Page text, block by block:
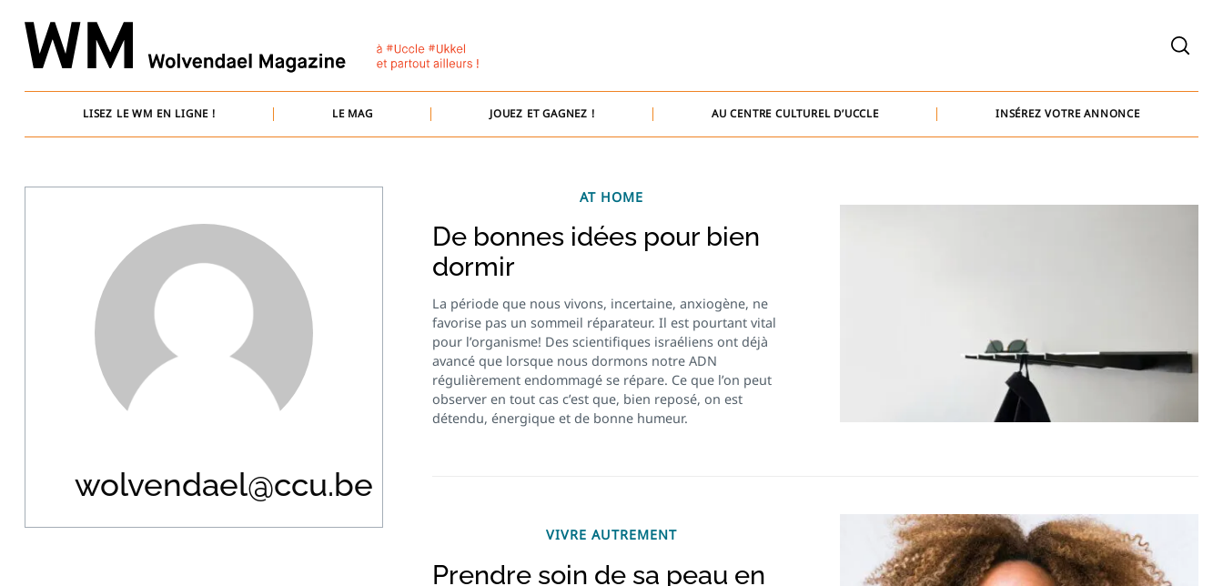
content
LISEZ LE WM EN LIGNE ! LE MAG JOUEZ ET GAGNEZ ! AU CENTRE CULTUREL D’UCCLE INSÉREZ VOTRE ANNONCE
bernard@baammedia.be
jennifer@baammedia.be
wolvendael@ccu.be
AT HOME
De bonnes idées pour bien
dormir
La période que nous vivons, incertaine, anxiogène, ne
favorise pas un sommeil réparateur. Il est pourtant vital
pour l’organisme! Des scientifiques israéliens ont déjà
avancé que lorsque nous dormons notre ADN
régulièrement endommagé se répare. Ce que l’on peut
observer en tout cas c’est que, bien reposé, on est
détendu, énergique et de bonne humeur.
VIVRE AUTREMENT
Prendre soin de sa peau en